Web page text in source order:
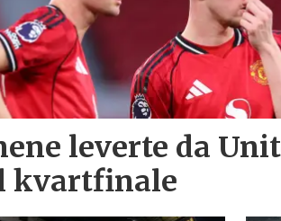
leverte da
kvartfinale